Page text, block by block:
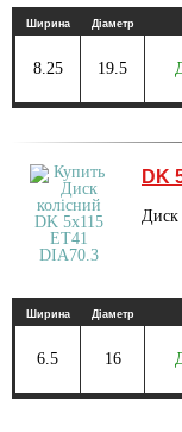
Ширина Діаметр
8.25 19.5
DK
Диск
Ширина Діаметр
6.5 16